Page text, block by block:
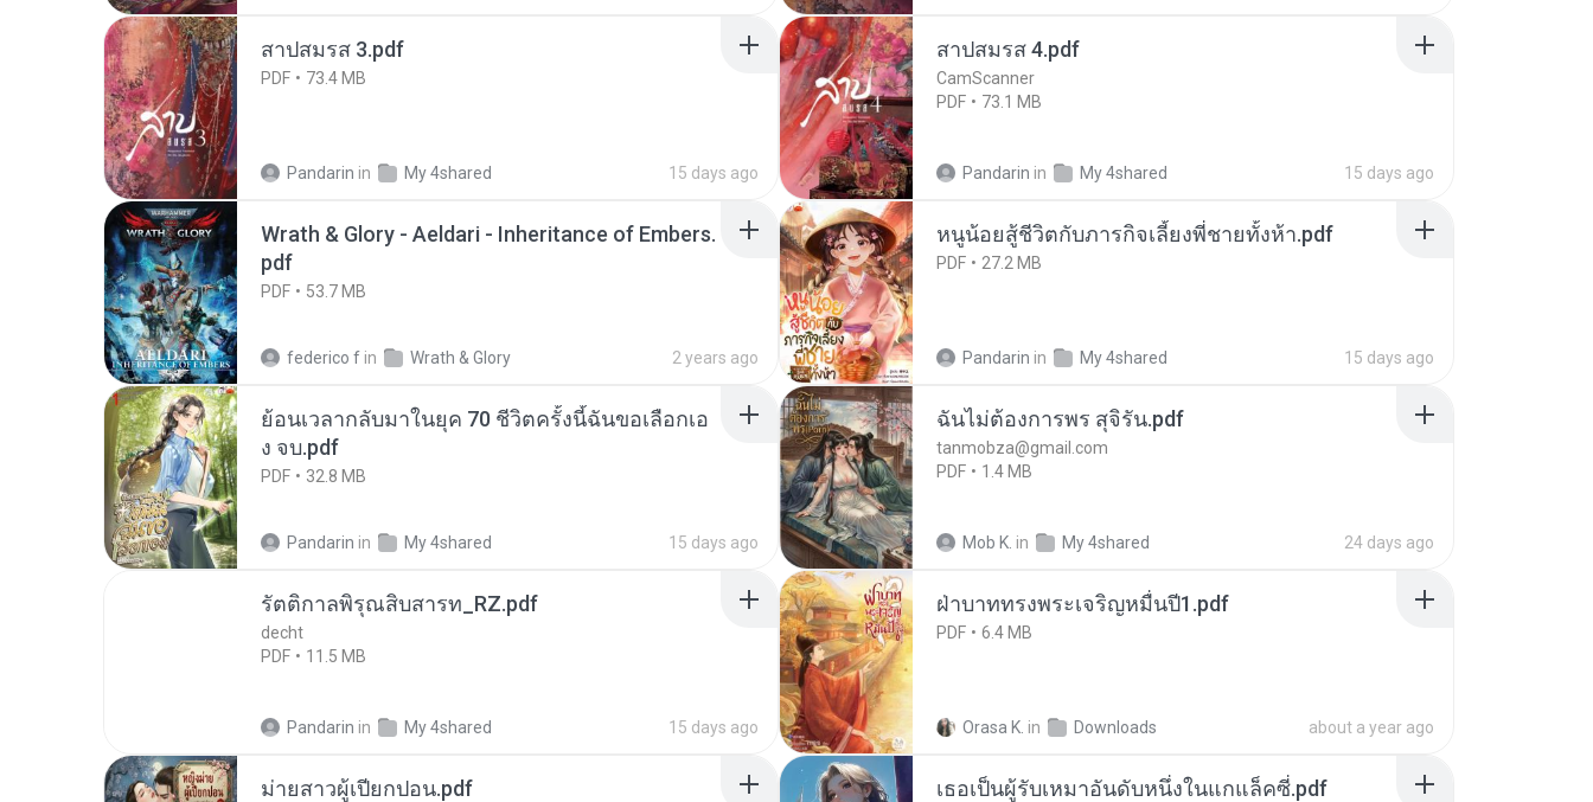
สาปสมรส 3.pdf
PDF 73.4 MB
Pandarin in My 4shared 15 days ago
สาปสมรส 4.pdf
CamScanner
PDF
73.1 MB
Pandarin in My 4shared 15 days ago
Wrath & Glory - Aeldari - Inheritance of Embers.
pdf
PDF 53.7 MB
federico f in Wrath & Glory 2 years ago
หนูน้อยสู้ชีวิตกับภารกิจเลี้ยงพี่ชายทั้งห้า.pdf
PDF 27.2 MB
Pandarin in My 4shared 15 days ago
ย้อนเวลากลับมาในยุค 70 ชีวิตครั้งนี้ฉันขอเลือกเอ
ง จบ.pdf
PDF 32.8 MB
Pandarin in My 4shared 15 days ago
ฉันไม่ต้องการพร สุจิรัน.pdf
tanmobza@gmail.com
PDF
1.4 MB
Mob K. in My 4shared 24 days ago
รัตติกาลพิรุณสิบสารท_RZ.pdf
decht
PDF
11.5 MB
Pandarin in My 4shared 15 days ago
ฝ่าบาททรงพระเจริญหมื่นปี1.pdf
PDF 6.4 MB
Orasa K. in Downloads about a year ago
ม่ายสาวผู้เปียกปอน.pdf เธอเป็นผู้รับเหมาอันดับหนึ่งในแกแล็คซี่.pdf